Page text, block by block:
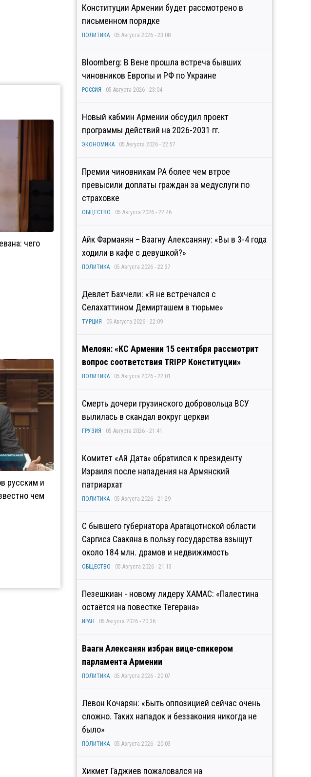
чего
русским и
чем
Конституции Армении будет рассмотрено в
письменном порядке
ПОЛИТИКА 05 Августа 2026 - 23:08
Bloomberg: В Вене прошла встреча бывших
чиновников Европы и РФ по Украине
РОССИЯ 05 Августа 2026 - 23:04
Новый кабмин Армении обсудил проект
программы действий на 2026-2031 гг.
ЭКОНОМИКА 05 Августа 2026 - 22:57
Премии чиновникам РА более чем втрое
превысили доплаты граждан за медуслуги по
страховке
ОБЩЕСТВО 05 Августа 2026 - 22:46
Айк Фарманян – Ваагну Алексаняну: «Вы в 3-4 года
ходили в кафе с девушкой?»
ПОЛИТИКА 05 Августа 2026 - 22:37
Девлет Бахчели: «Я не встречался с
Селахаттином Демирташем в тюрьме»
ТУРЦИЯ 05 Августа 2026 - 22:09
Мелоян: «КС Армении 15 сентября рассмотрит
вопрос соответствия TRIPP Конституции»
ПОЛИТИКА 05 Августа 2026 - 22:01
Смерть дочери грузинского добровольца ВСУ
вылилась в скандал вокруг церкви
ГРУЗИЯ 05 Августа 2026 - 21:41
Комитет «Ай Дата» обратился к президенту
Израиля после нападения на Армянский
патриархат
ПОЛИТИКА 05 Августа 2026 - 21:29
С бывшего губернатора Арагацотнской области
Саргиса Саакяна в пользу государства взыщут
около 184 млн. драмов и недвижимость
ОБЩЕСТВО 05 Августа 2026 - 21:13
Пезешкиан - новому лидеру ХАМАС: «Палестина
остаётся на повестке Тегерана»
ИРАН 05 Августа 2026 - 20:36
Ваагн Алексанян избран вице-спикером
парламента Армении
ПОЛИТИКА 05 Августа 2026 - 20:07
Левон Кочарян: «Быть оппозицией сейчас очень
сложно. Таких нападок и беззакония никогда не
было»
ПОЛИТИКА 05 Августа 2026 - 20:03
Хикмет Гаджиев пожаловался на